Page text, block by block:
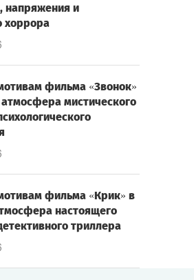
напряжения и
хоррора
фильма «Звонок»
мистического
фильма «Крик» в
настоящего
триллера